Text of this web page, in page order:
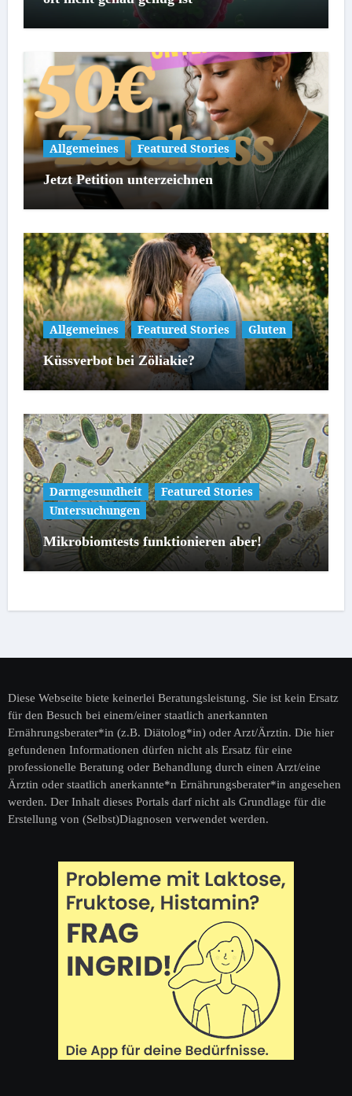
Allgemeines Featured Stories
Jetzt Petition unterzeichnen
Allgemeines Featured Stories Gluten
Küssverbot bei Zöliakie?
Darmgesundheit
Featured Stories
Untersuchungen
Mikrobiomtests funktionieren aber!
Diese Webseite biete keinerlei Beratungsleistung. Sie ist kein Ersatz
für den Besuch bei einem/einer staatlich anerkannten
Ernährungsberater*in (z.B. Diätolog*in) oder Arzt/Ärztin. Die hier
gefundenen Informationen dürfen nicht als Ersatz für eine
professionelle Beratung oder Behandlung durch einen Arzt/eine
Ärztin oder staatlich anerkannte*n Ernährungsberater*in angesehen
werden. Der Inhalt dieses Portals darf nicht als Grundlage für die
Erstellung von (Selbst)Diagnosen verwendet werden.